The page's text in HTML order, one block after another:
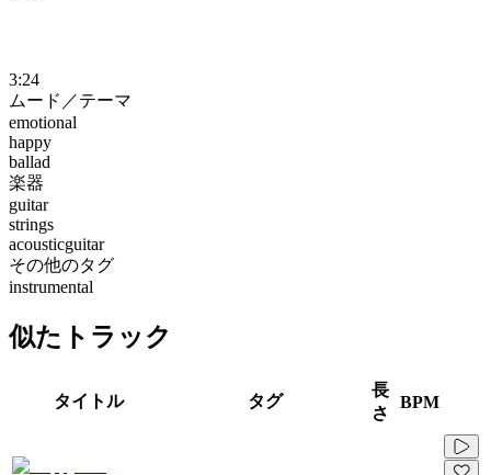
3:24
ムード／テーマ
emotional
happy
ballad
楽器
guitar
strings
acousticguitar
その他のタグ
instrumental
似たトラック
タイトル タグ
長
さ
BPM